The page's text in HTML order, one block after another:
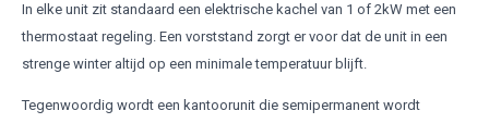
In elke unit zit standaard een elektrische kachel van 1 of 2kW met een
thermostaat regeling. Een vorststand zorgt er voor dat de unit in een
strenge winter altijd op een minimale temperatuur blijft.
Tegenwoordig wordt een kantoorunit die semipermanent wordt